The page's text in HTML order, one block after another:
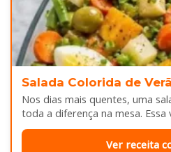
Salada Colorida de
Nos dias mais quentes, uma
toda a diferença na mesa.
legumes cozidos…
Ver receita